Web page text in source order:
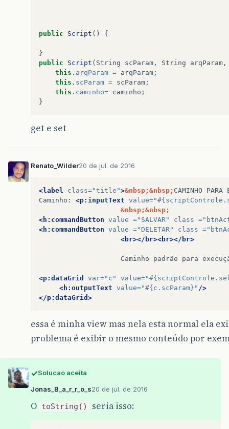
public Script () {
}
public
Script ( String scParam , String arqParam ,
this . arqParam = arqParam ;
this . scParam = scParam ;
this . caminho= caminho ;
}
get e set
Renato_Wilder20 de jul. de 2016
<label class="title">&nbsp;&nbsp; CAMINHO PARA
Caminho:
<p:inputText value=
&nbsp;&nbsp;
<h:commandButton value ="SALVAR" class =
<h:commandButton value ="DELETAR" class =
<br></br><br></br>
Caminho padrão para
<p:dataGrid var="c" value=
<h:outputText value="#{c.scParam}" />
</p:dataGrid>
essa é minha view mas nela esta normal ela
problema é exibir o mesmo conteúdo por
Solucao aceita
Jonas_B_a_r_r_o_s20 de jul. de 2016
O toString() seria isso: